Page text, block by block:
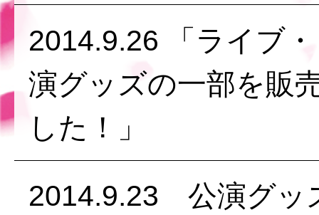
2014.9.26 「ライブ
演グッズの一部を販
した！」
2014.9.23 公演グッ